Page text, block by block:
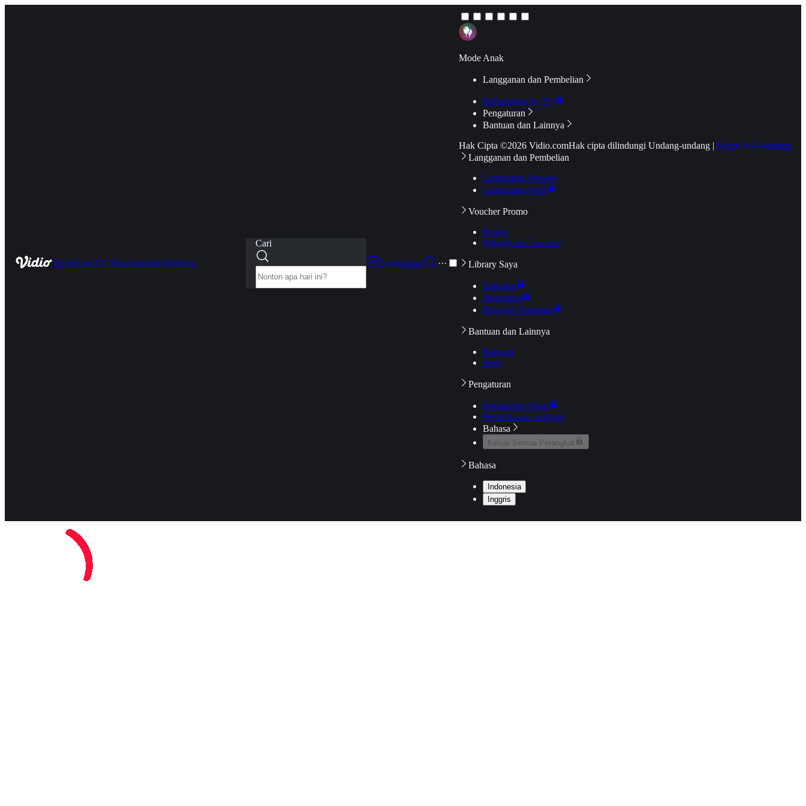
HomeLiveTV ShowSportsKidsNews
Cari
Langganan
···
Mode Anak
Langganan dan Pembelian
Hubungkan ke TV
Pengaturan
Bantuan dan Lainnya
Hak Cipta ©2026 Vidio.comHak cipta dilindungi Undang-undang | Syarat & Ketentuan
Langganan dan Pembelian
Langganan Premier
Langganan Aktif
Voucher Promo
Promo
Pakai Kode Voucher
Library Saya
Daftarku
Mengikuti
Riwayat Tontonan
Bantuan dan Lainnya
Bantuan
Blog
Pengaturan
Pengaturan Akun
Pemeriksaan Jaringan
Bahasa
Keluar Semua Perangkat
Bahasa
Indonesia
Inggris